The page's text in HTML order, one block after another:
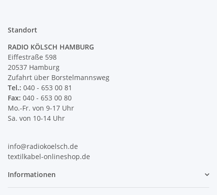
Standort
RADIO KÖLSCH HAMBURG
Eiffestraße 598
20537 Hamburg
Zufahrt über Borstelmannsweg
Tel.: 040 - 653 00 81
Fax: 040 - 653 00 80
Mo.-Fr. von 9-17 Uhr
Sa. von 10-14 Uhr
info@radiokoelsch.de
textilkabel-onlineshop.de
Informationen